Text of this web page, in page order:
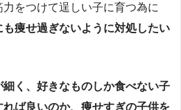
をつけて逞しい子に育つ為に
痩せ過ぎないように対処したい
細く、好きなものしか食べない子
ば良いのか、痩せすぎの子供を